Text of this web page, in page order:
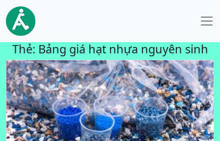
Thẻ: Bảng giá hạt nhựa nguyên sinh